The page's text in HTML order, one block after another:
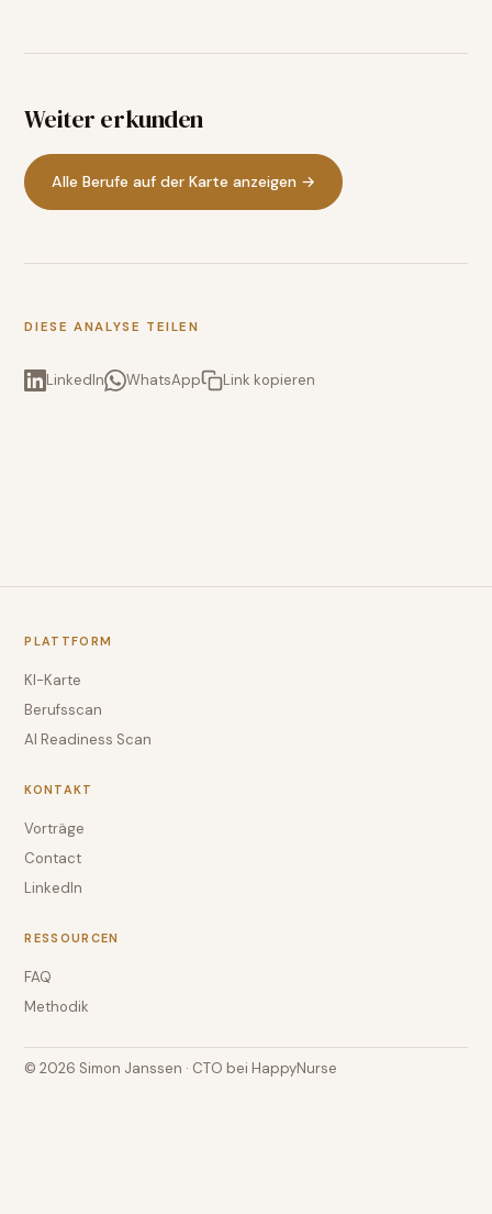
Weiter erkunden
Alle Berufe auf der Karte anzeigen →
DIESE ANALYSE TEILEN
LinkedIn WhatsApp Link kopieren
PLATTFORM
KI-Karte
Berufsscan
AI Readiness Scan
KONTAKT
Vorträge
Contact
LinkedIn
RESSOURCEN
FAQ
Methodik
© 2026 Simon Janssen · CTO bei HappyNurse